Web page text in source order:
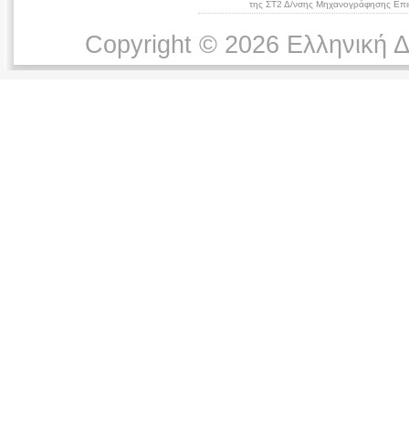
της ΣΤ2 Δ/νσης Μηχανογράφησης
Copyright © 2026 Ελληνική